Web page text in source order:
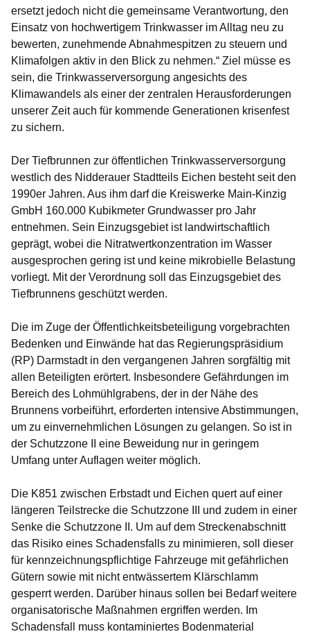
ersetzt jedoch nicht die gemeinsame Verantwortung, den
Einsatz von hochwertigem Trinkwasser im Alltag neu zu
bewerten, zunehmende Abnahmespitzen zu steuern und
Klimafolgen aktiv in den Blick zu nehmen.“ Ziel müsse es
sein, die Trinkwasserversorgung angesichts des
Klimawandels als einer der zentralen Herausforderungen
unserer Zeit auch für kommende Generationen krisenfest
zu sichern.
Der Tiefbrunnen zur öffentlichen Trinkwasserversorgung
westlich des Nidderauer Stadtteils Eichen besteht seit den
1990er Jahren. Aus ihm darf die Kreiswerke Main-Kinzig
GmbH 160.000 Kubikmeter Grundwasser pro Jahr
entnehmen. Sein Einzugsgebiet ist landwirtschaftlich
geprägt, wobei die Nitratwertkonzentration im Wasser
ausgesprochen gering ist und keine mikrobielle Belastung
vorliegt. Mit der Verordnung soll das Einzugsgebiet des
Tiefbrunnens geschützt werden.
Die im Zuge der Öffentlichkeitsbeteiligung vorgebrachten
Bedenken und Einwände hat das Regierungspräsidium
(RP) Darmstadt in den vergangenen Jahren sorgfältig mit
allen Beteiligten erörtert. Insbesondere Gefährdungen im
Bereich des Lohmühlgrabens, der in der Nähe des
Brunnens vorbeiführt, erforderten intensive Abstimmungen,
um zu einvernehmlichen Lösungen zu gelangen. So ist in
der Schutzzone II eine Beweidung nur in geringem
Umfang unter Auflagen weiter möglich.
Die K851 zwischen Erbstadt und Eichen quert auf einer
längeren Teilstrecke die Schutzzone III und zudem in einer
Senke die Schutzzone II. Um auf dem Streckenabschnitt
das Risiko eines Schadensfalls zu minimieren, soll dieser
für kennzeichnungspflichtige Fahrzeuge mit gefährlichen
Gütern sowie mit nicht entwässertem Klärschlamm
gesperrt werden. Darüber hinaus sollen bei Bedarf weitere
organisatorische Maßnahmen ergriffen werden. Im
Schadensfall muss kontaminiertes Bodenmaterial